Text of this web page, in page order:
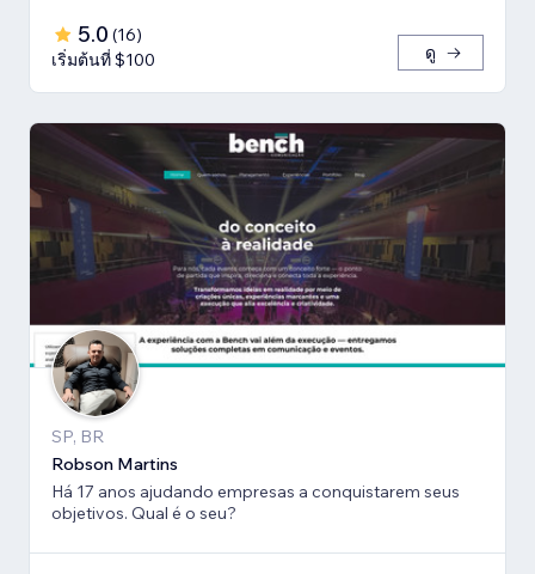
5.0 (16)
เริ่มต้นที่ $100
ดู
SP, BR
Robson Martins
Há 17 anos ajudando empresas a conquistarem seus
objetivos. Qual é o seu?